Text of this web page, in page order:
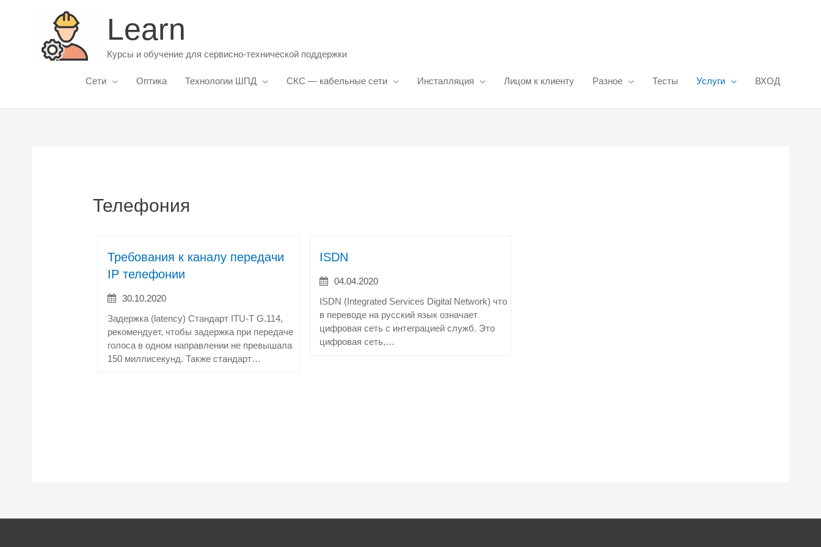
содержимому
Learn
Курсы и обучение для сервисно-технической поддержки
Сети Оптика Технологии ШПД СКС — кабельные сети Инсталляция Лицом к клиенту Разное Тесты Услуги ВХОД
Телефония
Требования к каналу передачи
IP телефонии
30.10.2020
Задержка (latency) Стандарт ITU-T G.114,
рекомендует, чтобы задержка при передаче
голоса в одном направлении не превышала
150 миллисекунд. Также стандарт…
ISDN
04.04.2020
ISDN (Integrated Services Digital Network) что
в переводе на русский язык означает
цифровая сеть с интеграцией служб. Это
цифровая сеть,…